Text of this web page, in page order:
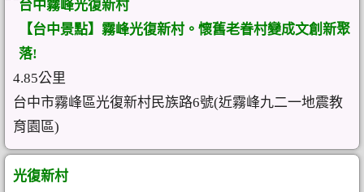
台中霧峰光復新村
【台中景點】霧峰光復新村。懷舊老眷村變成文創新聚
落!
4.85公里
台中市霧峰區光復新村民族路6號(近霧峰九二一地震教
育園區)
光復新村